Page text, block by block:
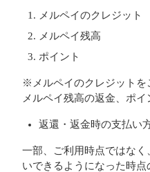
メルペイのクレジット
メルペイ残高
ポイント
※メルペイのクレジットを
メルペイ残高の返金、ポ
返還・返金時の支払い
一部、ご利用時点ではな
いできるようになった時点